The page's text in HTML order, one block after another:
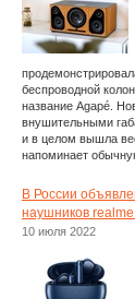
беспроводной
название Agapé.
внушительными
и в целом вышла
напоминает
В России
наушников
10 июля 2022